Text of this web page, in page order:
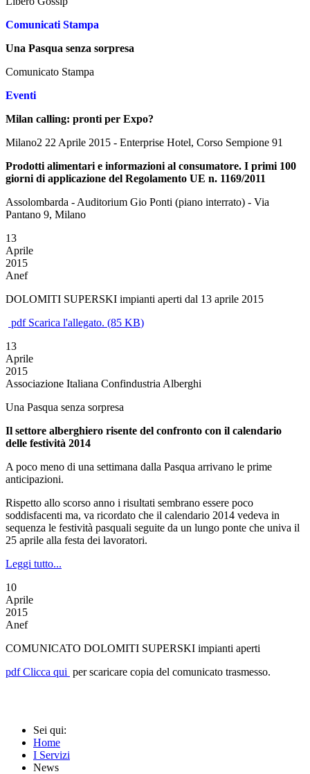
Comunicati Stampa
Una Pasqua senza sorpresa
Comunicato Stampa
Eventi
Milan calling: pronti per Expo?
Milano2 22 Aprile 2015 - Enterprise Hotel, Corso Sempione 91
Prodotti alimentari e informazioni al consumatore. I primi 100
giorni di applicazione del Regolamento UE n. 1169/2011
Assolombarda - Auditorium Gio Ponti (piano interrato) - Via
Pantano 9, Milano
13
Aprile
2015
Anef
DOLOMITI SUPERSKI impianti aperti dal 13 aprile 2015
pdfScarica l'allegato. (85 KB)
13
Aprile
2015
Associazione Italiana Confindustria Alberghi
Una Pasqua senza sorpresa
Il settore alberghiero risente del confronto con il calendario
delle festività 2014
A poco meno di una settimana dalla Pasqua arrivano le prime
anticipazioni.
Rispetto allo scorso anno i risultati sembrano essere poco
soddisfacenti ma, va ricordato che il calendario 2014 vedeva in
sequenza le festività pasquali seguite da un lungo ponte che univa il
25 aprile alla festa dei lavoratori.
Leggi tutto...
10
Aprile
2015
Anef
COMUNICATO DOLOMITI SUPERSKI impianti aperti
pdfClicca qui per scaricare copia del comunicato trasmesso.
Sei qui:
Home
I Servizi
News